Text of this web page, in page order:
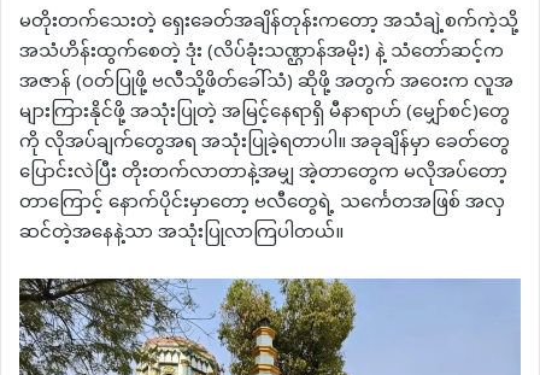
မတိုးတက်သေးတဲ့ ရှေးခေတ်အချိန်တုန်းကတော့ အသံချဲ့စက်ကဲ့သို့
အသံဟိန်းထွက်စေတဲ့ ဒုံး (လိပ်ခုံးသဏ္ဌာန်အမိုး) နဲ့ သံတော်ဆင့်က
အဇာန် (ဝတ်ပြုဖို့ ဗလီသို့ဖိတ်ခေါ်သံ) ဆိုဖို့ အတွက် အဝေးက လူအ
များကြားနိုင်ဖို့ အသုံးပြုတဲ့ အမြင့်နေရာရှိ မီနာရာဟ် (မျှော်စင်)တွေ
ကို လိုအပ်ချက်တွေအရ အသုံးပြုခဲ့ရတာပါ။ အခုချိန်မှာ ခေတ်တွေ
ပြောင်းလဲပြီး တိုးတက်လာတာနဲ့အမျှ အဲ့တာတွေက မလိုအပ်တော့
တာကြောင့် နောက်ပိုင်းမှာတော့ ဗလီတွေရဲ့ သ‌င်္ကေတအဖြစ် အလှ
ဆင်တဲ့အနေနဲ့သာ အသုံးပြုလာကြပါတယ်။